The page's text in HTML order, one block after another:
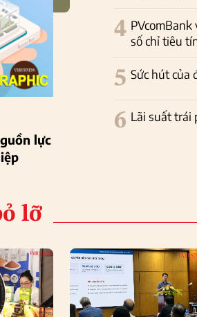
lực
4 số chỉ tiêu
5 Sức hút của
6 Lãi suất trái
lỡ